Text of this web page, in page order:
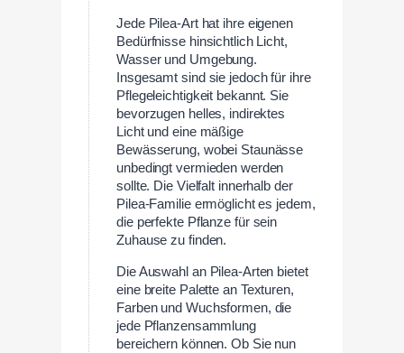
Jede Pilea-Art hat ihre eigenen
Bedürfnisse hinsichtlich Licht,
Wasser und Umgebung.
Insgesamt sind sie jedoch für ihre
Pflegeleichtigkeit bekannt. Sie
bevorzugen helles, indirektes
Licht und eine mäßige
Bewässerung, wobei Staunässe
unbedingt vermieden werden
sollte. Die Vielfalt innerhalb der
Pilea-Familie ermöglicht es jedem,
die perfekte Pflanze für sein
Zuhause zu finden.
Die Auswahl an Pilea-Arten bietet
eine breite Palette an Texturen,
Farben und Wuchsformen, die
jede Pflanzensammlung
bereichern können. Ob Sie nun